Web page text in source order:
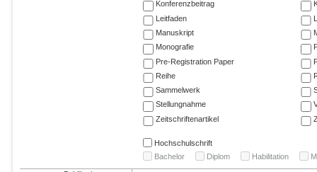
Konferenzbeitrag
Leitfaden
Manuskript
Monografie
Pre-Registration Paper
Reihe
Sammelwerk
Stellungnahme
Zeitschriftenartikel
Hochschulschrift
Bachelor
Diplom Habilitation